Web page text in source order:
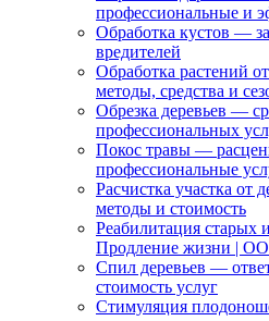
профессиональные и
Обработка кустов —
вредителей
Обработка растений
методы, средства и
Обрезка деревьев —
профессиональных
Покос травы —
профессиональные
Расчистка участка от
методы и стоимость
Реабилитация старых
Продление жизни |
Спил деревьев —
стоимость услуг
Стимуляция